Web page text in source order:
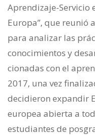
Aprendizaje-Servicio
Europa”, que reunió
para analizar las
conocimientos y
cionadas con el
2017, una vez
decidieron expandir
europea abierta a
estudiantes de